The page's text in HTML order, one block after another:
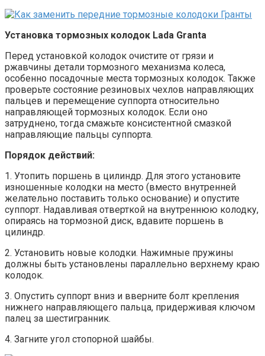
Установка тормозных колодок Lada Granta
Перед установкой колодок очистите от грязи и
ржавчины детали тормозного механизма колеса,
особенно посадочные места тормозных колодок. Также
проверьте состояние резиновых чехлов направляющих
пальцев и перемещение суппорта относительно
направляющей тормозных колодок. Если оно
затруднено, тогда смажьте консистентной смазкой
направляющие пальцы суппорта.
Порядок действий:
1. Утопить поршень в цилиндр. Для этого установите
изношенные колодки на место (вместо внутренней
желательно поставить только основание) и опустите
суппорт. Надавливая отверткой на внутреннюю колодку,
опираясь на тормозной диск, вдавите поршень в
цилиндр.
2. Установить новые колодки. Нажимные пружины
должны быть установлены параллельно верхнему краю
колодок.
3. Опустить суппорт вниз и вверните болт крепления
нижнего направляющего пальца, придерживая ключом
палец за шестигранник.
4. Загните угол стопорной шайбы.